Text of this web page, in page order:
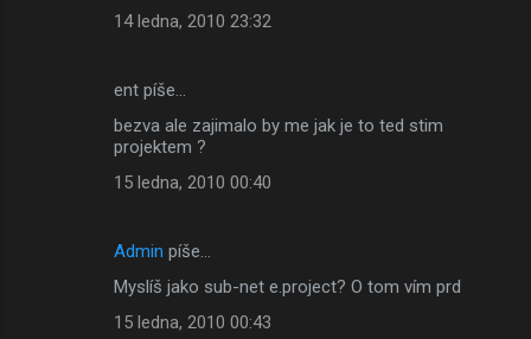
14 ledna, 2010 23:32
ent píše…
bezva ale zajimalo by me jak je to ted stim
projektem ?
15 ledna, 2010 00:40
Admin píše…
Myslíš jako sub-net e.project? O tom vím prd
15 ledna, 2010 00:43